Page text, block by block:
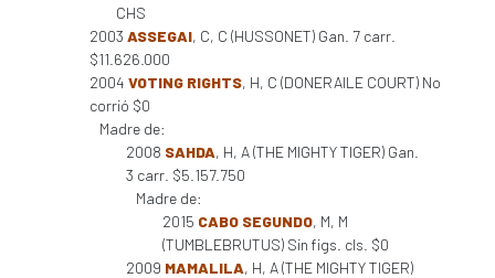
CHS
2003 ASSEGAI, C, C (HUSSONET) Gan. 7 carr.
$11.626.000
2004 VOTING RIGHTS, H, C (DONERAILE COURT) No
corrió $0
Madre de:
2008 SAHDA, H, A (THE MIGHTY TIGER) Gan.
3 carr. $5.157.750
Madre de:
2015 CABO SEGUNDO, M, M
(TUMBLEBRUTUS) Sin figs. cls. $0
2009 MAMALILA, H, A (THE MIGHTY TIGER)